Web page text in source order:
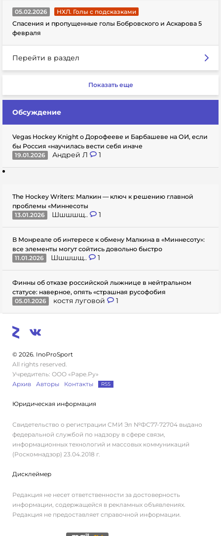
05.02.2026
НХЛ. Голы с подсказками
Спасения и пропущенные голы Бобровского и Аскарова 5
февраля
Перейти в раздел
Показать еще
Обсуждение
Vegas Hockey Knight о Дорофееве и Барбашеве на ОИ, если
бы Россия «научилась вести себя иначе
19.01.2026
Андрей Л 1
The Hockey Writers: Малкин — ключ к решению главной
проблемы «Миннесоты
13.01.2026
Шшшшщ.. 1
В Монреале об интересе к обмену Малкина в «Миннесоту»:
все элементы могут сойтись довольно быстро
11.01.2026
Шшшшщ.. 1
Финны об отказе российской лыжнице в нейтральном
статусе: наверное, опять «страшная русофобия
05.01.2026
костя луговой 1
© 2026. InoProSport
All rights reserved.
Учредитель: ООО «Раре.Ру»
Архив
Авторы Контакты RSS
Юридическая информация
Свидетельство о регистрации СМИ Эл №ФС77-72704 выдано
федеральной службой по надзору в сфере связи,
информационных технологий и массовых коммуникаций
(Роскомнадзор) 23.04.2018 г.
Дисклеймер
Редакция не несет ответственности за достоверность
информации, содержащейся в рекламных объявлениях.
Редакция не предоставляет справочной информации.